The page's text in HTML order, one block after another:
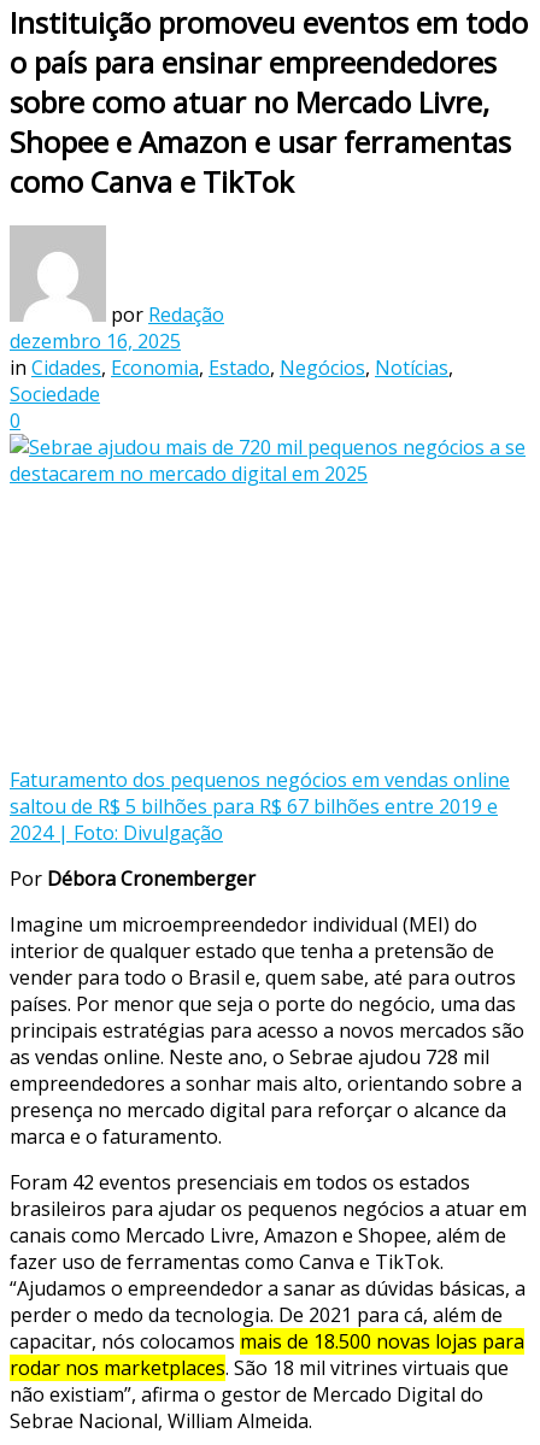
Instituição promoveu eventos em todo
o país para ensinar empreendedores
sobre como atuar no Mercado Livre,
Shopee e Amazon e usar ferramentas
como Canva e TikTok
por Redação
dezembro 16, 2025
in Cidades, Economia, Estado, Negócios, Notícias,
Sociedade
0
Faturamento dos pequenos negócios em vendas online
saltou de R$ 5 bilhões para R$ 67 bilhões entre 2019 e
2024 | Foto: Divulgação
Por Débora Cronemberger
Imagine um microempreendedor individual (MEI) do
interior de qualquer estado que tenha a pretensão de
vender para todo o Brasil e, quem sabe, até para outros
países. Por menor que seja o porte do negócio, uma das
principais estratégias para acesso a novos mercados são
as vendas online. Neste ano, o Sebrae ajudou 728 mil
empreendedores a sonhar mais alto, orientando sobre a
presença no mercado digital para reforçar o alcance da
marca e o faturamento.
Foram 42 eventos presenciais em todos os estados
brasileiros para ajudar os pequenos negócios a atuar em
canais como Mercado Livre, Amazon e Shopee, além de
fazer uso de ferramentas como Canva e TikTok.
“Ajudamos o empreendedor a sanar as dúvidas básicas, a
perder o medo da tecnologia. De 2021 para cá, além de
capacitar, nós colocamos mais de 18.500 novas lojas para
rodar nos marketplaces. São 18 mil vitrines virtuais que
não existiam”, afirma o gestor de Mercado Digital do
Sebrae Nacional, William Almeida.